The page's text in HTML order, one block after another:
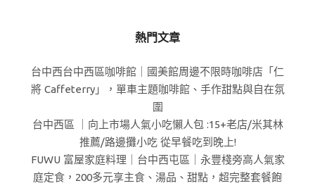
熱門文章
台中西台中西區咖啡館｜國美館周邊不限時咖啡店「仁
將 Caffeterry」，單車主題咖啡館、手作甜點與自在氛
圍
台中西區 ｜向上市場人氣小吃懶人包 :15+老店/米其林
推薦/路邊攤小吃 從早餐吃到晚上!
FUWU 富屋家庭料理｜台中西屯區｜永豐棧旁高人氣家
庭定食，200多元享主食、湯品、甜點，超完整套餐飽